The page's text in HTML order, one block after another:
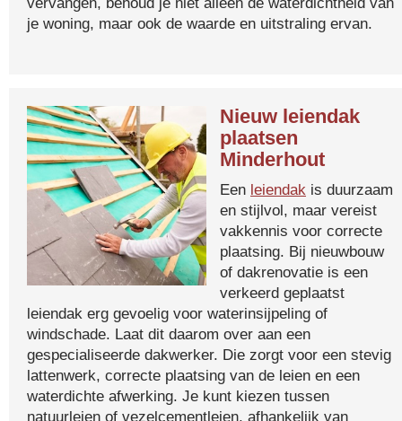
je woning, maar ook de waarde en uitstraling ervan.
Nieuw leiendak
plaatsen
Minderhout
Een leiendak is duurzaam
en stijlvol, maar vereist
vakkennis voor correcte
plaatsing. Bij nieuwbouw
of dakrenovatie is een
verkeerd geplaatst
leiendak erg gevoelig voor waterinsijpeling of
windschade. Laat dit daarom over aan een
gespecialiseerde dakwerker. Die zorgt voor een stevig
lattenwerk, correcte plaatsing van de leien en een
waterdichte afwerking. Je kunt kiezen tussen
natuurleien of vezelcementleien, afhankelijk van